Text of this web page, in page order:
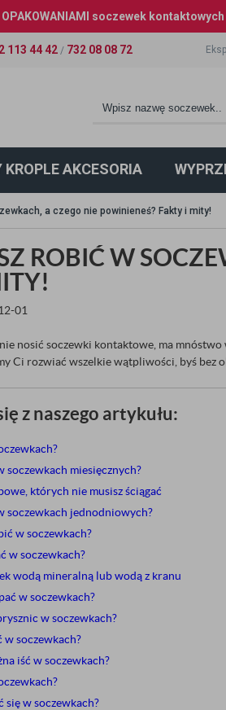
soczewek
113 44 42 / 732 08 08 72
KROPLE AKCESORIA
a czego nie powinieneś? Fakty i mity!
ROBIĆ W
01
nosić soczewki kontaktowe, ma
Ci rozwiać wszelkie wątpliwości, byś bez
z naszego artykułu:
soczewkach miesięcznych?
których nie musisz ściągać
soczewkach jednodniowych?
w soczewkach?
w soczewkach?
wodą mineralną lub wodą z kranu
w soczewkach?
w soczewkach?
w soczewkach?
iść w soczewkach?
się w soczewkach?